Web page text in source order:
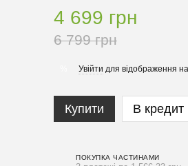
4 699 грн
6 799 грн
Увійти для відображення
Купити В кредит
ПОКУПКА ЧАСТИНАМИ